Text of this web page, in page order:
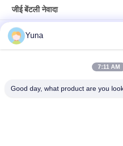
जीई बेंटली नेवादा
11Mm 3300XL जीई बेंटली नेवादा रिवर्स बेंटली
50 मिमी 3300XL बेंटली नेवादा निकटता
8.0 मीटर 3300 XL 11Mm जीई बेंटली
Yuna
7:11 AM
Good day, what product are you